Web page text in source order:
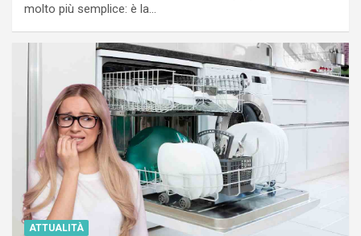
molto più semplice: è la…
ATTUALITÀ